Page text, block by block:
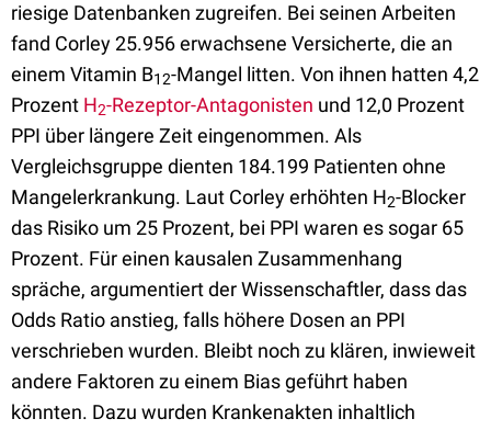
riesige Datenbanken zugreifen. Bei seinen Arbeiten
fand Corley 25.956 erwachsene Versicherte, die an
einem Vitamin B12-Mangel litten. Von ihnen hatten 4,2
Prozent H2-Rezeptor-Antagonisten und 12,0 Prozent
PPI über längere Zeit eingenommen. Als
Vergleichsgruppe dienten 184.199 Patienten ohne
Mangelerkrankung. Laut Corley erhöhten H2-Blocker
das Risiko um 25 Prozent, bei PPI waren es sogar 65
Prozent. Für einen kausalen Zusammenhang
spräche, argumentiert der Wissenschaftler, dass das
Odds Ratio anstieg, falls höhere Dosen an PPI
verschrieben wurden. Bleibt noch zu klären, inwieweit
andere Faktoren zu einem Bias geführt haben
könnten. Dazu wurden Krankenakten inhaltlich